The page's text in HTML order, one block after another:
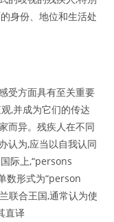
身份、地位和生活处
受方面具有至关重要
,并成为它们的传达
而异。残疾人在不同
认为,应当以自我认同
际上,“persons
数形式为“person
联合王国,通常认为使
直译